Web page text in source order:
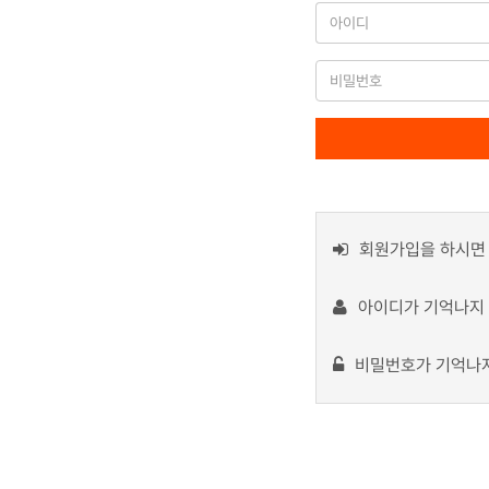
회원가입을 하시
아이디가 기억나
비밀번호가 기억나